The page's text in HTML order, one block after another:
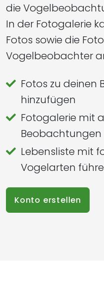
die
In der Fotogalerie
Fotos sowie die
Vogelbeobachter
Fotos zu deinen
hinzufügen
Fotogalerie mit
Beobachtungen
Lebensliste mit
Vogelarten
Konto erstellen